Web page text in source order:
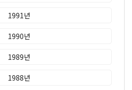
1991년
1990년
1989년
1988년